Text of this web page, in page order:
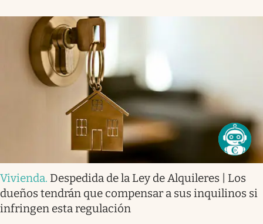
Vivienda. Despedida de la Ley de Alquileres | Los
dueños tendrán que compensar a sus inquilinos si
infringen esta regulación